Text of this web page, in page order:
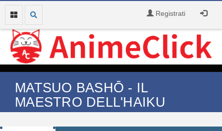
Registrati
MATSUO BASHŌ - IL
MAESTRO DELL'HAIKU